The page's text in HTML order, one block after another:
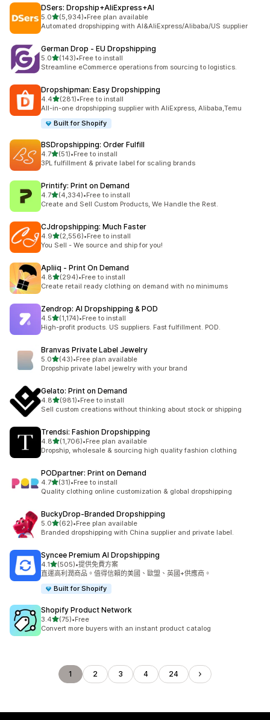
DSers: Dropship+AliExpress+AI
5.0滿分 5 顆星
(5,934)
共有 5934 則評價
•Free plan available
Automated dropshipping with AI&AliExpress/Alibaba/US supplier
German Drop ‑ EU Dropshipping
5.0滿分 5 顆星
(143)
共有 143 則評價
•Free to install
Streamline eCommerce operations from sourcing to logistics.
Dropshipman: Easy Dropshipping
4.4滿分 5 顆星
(281)
共有 281 則評價
•Free to install
All-in-one dropshipping supplier with AliExpress, Alibaba,Temu
Built for Shopify
BSDropshipping: Order Fulfill
4.7滿分 5 顆星
(51)
共有 51 則評價
•Free to install
3PL fulfillment & private label for scaling brands
Printify: Print on Demand
4.7滿分 5 顆星
(4,334)
共有 4334 則評價
•Free to install
Create and Sell Custom Products, We Handle the Rest.
CJdropshipping: Much Faster
4.9滿分 5 顆星
(2,556)
共有 2556 則評價
•Free to install
You Sell - We source and ship for you!
Apliiq ‑ Print On Demand
4.8滿分 5 顆星
(294)
共有 294 則評價
•Free to install
Create retail ready clothing on demand with no minimums
Zendrop: AI Dropshipping & POD
4.5滿分 5 顆星
(1,174)
共有 1174 則評價
•Free to install
High-profit products. US suppliers. Fast fulfillment. POD.
Branvas Private Label Jewelry
5.0滿分 5 顆星
(43)
共有 43 則評價
•Free plan available
Dropship private label jewelry with your brand
Gelato: Print on Demand
4.8滿分 5 顆星
(981)
共有 981 則評價
•Free to install
Sell custom creations without thinking about stock or shipping
Trendsi: Fashion Dropshipping
4.8滿分 5 顆星
(1,706)
共有 1706 則評價
•Free plan available
Dropship, wholesale & sourcing high quality fashion clothing
PODpartner: Print on Demand
4.7滿分 5 顆星
(31)
共有 31 則評價
•Free to install
Quality clothing online customization & global dropshipping
BuckyDrop‑Branded Dropshipping
5.0滿分 5 顆星
(62)
共有 62 則評價
•Free plan available
Branded dropshipping with China supplier and private label.
Syncee Premium AI Dropshipping
4.1滿分 5 顆星
(505)
共有 505 則評價
•提供免費方案
直運高利潤商品。值得信賴的美國、歐盟、英國+供應商。
Built for Shopify
Shopify Product Network
3.4滿分 5 顆星
(75)
共有 75 則評價
•Free
Convert more buyers with an instant product catalog
1 2 3 4 24